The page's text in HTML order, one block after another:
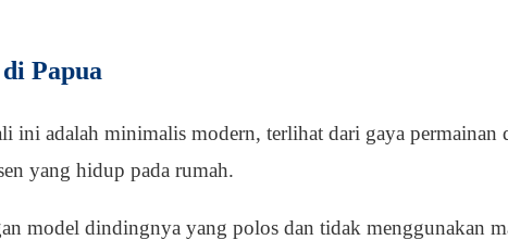
Papua
ini adalah minimalis modern, terlihat dari gaya
yang hidup pada rumah.
model dindingnya yang polos dan tidak menggunakan